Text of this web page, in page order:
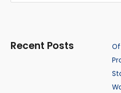
Recent Posts